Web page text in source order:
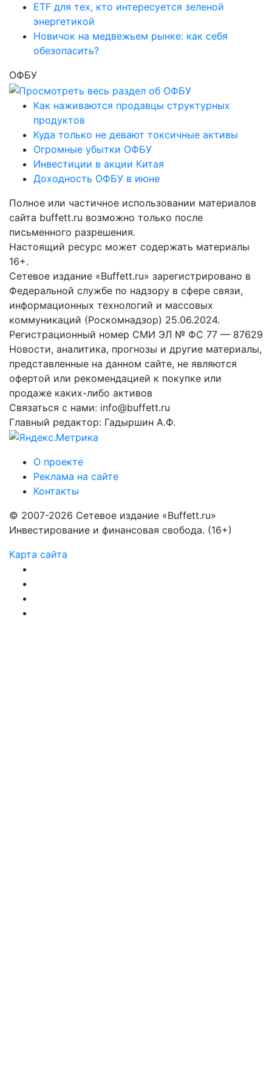
ETF для тех, кто интересуется зеленой
энергетикой
Новичок на медвежьем рынке: как себя
обезопасить?
ОФБУ
Как наживаются продавцы структурных
продуктов
Куда только не девают токсичные активы
Огромные убытки ОФБУ
Инвестиции в акции Китая
Доходность ОФБУ в июне
Полное или частичное использовании материалов
сайта buffett.ru возможно только после
письменного разрешения.
Настоящий ресурс может содержать материалы
16+.
Сетевое издание «Buffett.ru» зарегистрировано в
Федеральной службе по надзору в сфере связи,
информационных технологий и массовых
коммуникаций (Роскомнадзор) 25.06.2024.
Регистрационный номер СМИ ЭЛ № ФС 77 — 87629
Новости, аналитика, прогнозы и другие материалы,
представленные на данном сайте, не являются
офертой или рекомендацией к покупке или
продаже каких-либо активов
Связаться с нами: info@buffett.ru
Главный редактор: Гадыршин А.Ф.
О проекте
Реклама на сайте
Контакты
© 2007-2026 Сетевое издание «Buffett.ru»
Инвестирование и финансовая свобода. (16+)
Карта сайта